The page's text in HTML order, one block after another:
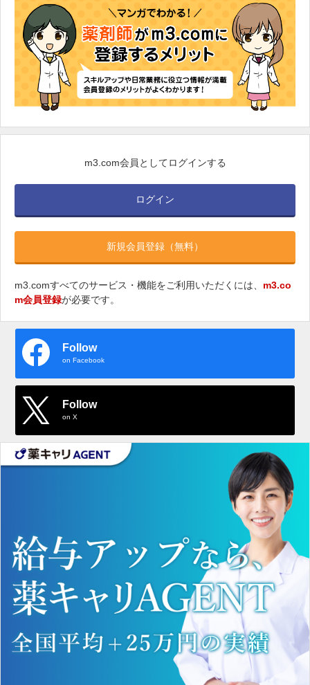
m3.com会員としてログインする
ログイン
新規会員登録（無料）
m3.comすべてのサービス・機能をご利用いただくには、 m3.co
m会員登録が必要です。
Follow
on Facebook
Follow
on X